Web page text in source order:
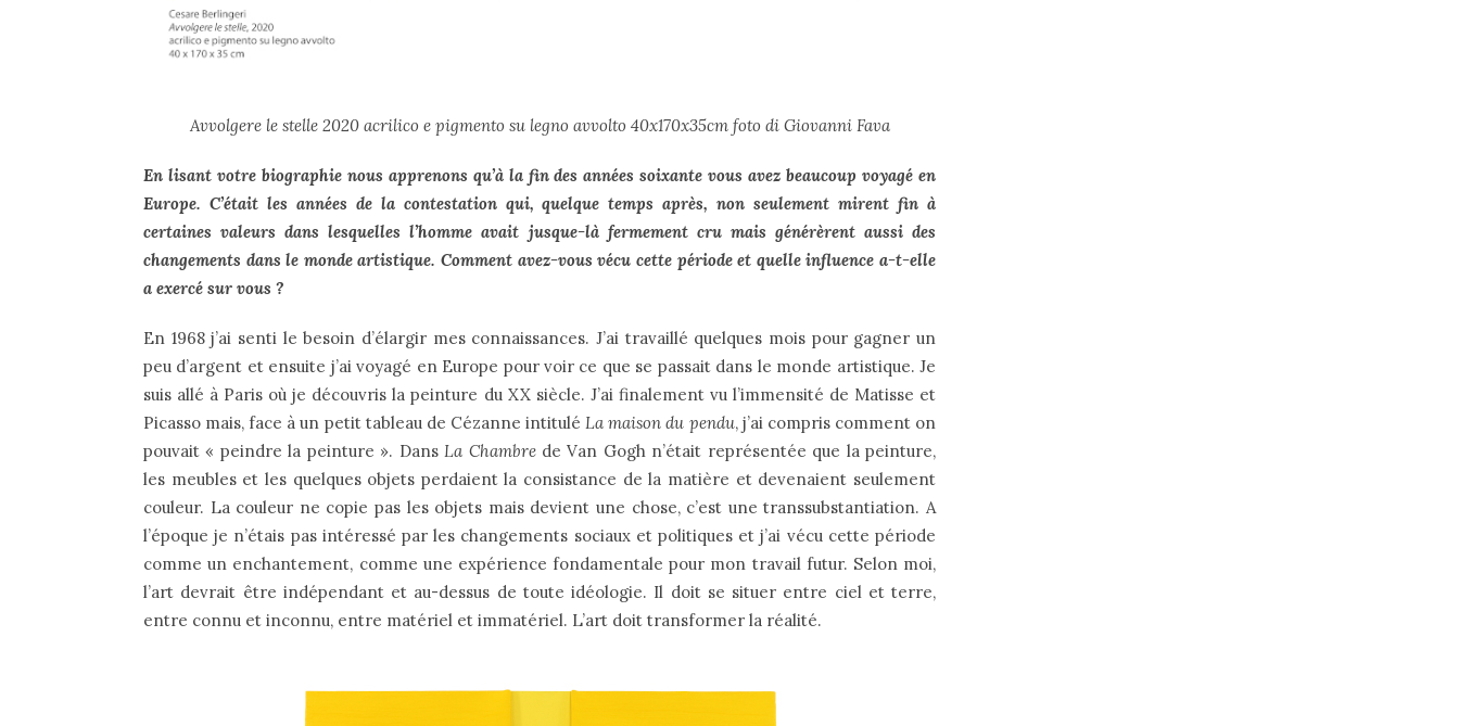
Avvolgere le stelle 2020 acrilico e pigmento su legno avvolto 40x170x35cm foto di Giovanni Fava
En lisant votre biographie nous apprenons qu’à la fin des années soixante vous avez beaucoup voyagé en
Europe. C’était les années de la contestation qui, quelque temps après, non seulement mirent fin à
certaines valeurs dans lesquelles l’homme avait jusque-là fermement cru mais générèrent aussi des
changements dans le monde artistique. Comment avez-vous vécu cette période et quelle influence a-t-elle
a exercé sur vous ?
En 1968 j’ai senti le besoin d’élargir mes connaissances. J’ai travaillé quelques mois pour gagner un
peu d’argent et ensuite j’ai voyagé en Europe pour voir ce que se passait dans le monde artistique. Je
suis allé à Paris où je découvris la peinture du XX siècle. J’ai finalement vu l’immensité de Matisse et
Picasso mais, face à un petit tableau de Cézanne intitulé La maison du pendu, j’ai compris comment on
pouvait « peindre la peinture ». Dans La Chambrede Van Gogh n’était représentée que la peinture,
les meubles et les quelques objets perdaient la consistance de la matière et devenaient seulement
couleur. La couleur ne copie pas les objets mais devient une chose, c’est une transsubstantiation. A
l’époque je n’étais pas intéressé par les changements sociaux et politiques et j’ai vécu cette période
comme un enchantement, comme une expérience fondamentale pour mon travail futur. Selon moi,
l’art devrait être indépendant et au-dessus de toute idéologie. Il doit se situer entre ciel et terre,
entre connu et inconnu, entre matériel et immatériel. L’art doit transformer la réalité.